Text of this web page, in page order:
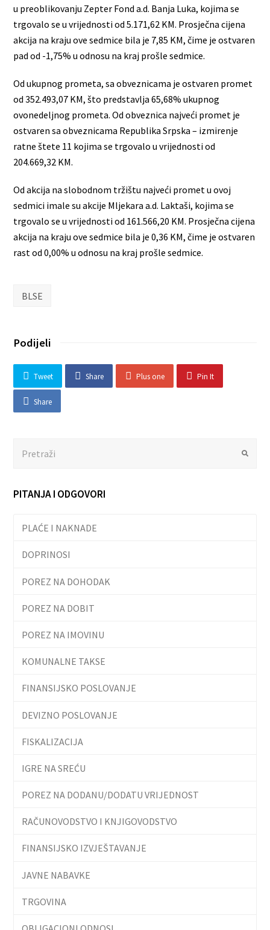
u preoblikovanju Zepter Fond a.d. Banja Luka, kojima se
trgovalo se u vrijednosti od 5.171,62 KM. Prosječna cijena
akcija na kraju ove sedmice bila je 7,85 KM, čime je ostvaren
pad od -1,75% u odnosu na kraj prošle sedmice.
Od ukupnog prometa, sa obveznicama je ostvaren promet
od 352.493,07 KM, što predstavlja 65,68% ukupnog
ovonedeljnog prometa. Od obveznica najveći promet je
ostvaren sa obveznicama Republika Srpska – izmirenje
ratne štete 11 kojima se trgovalo u vrijednosti od
204.669,32 KM.
Od akcija na slobodnom tržištu najveći promet u ovoj
sedmici imale su akcije Mljekara a.d. Laktaši, kojima se
trgovalo se u vrijednosti od 161.566,20 KM. Prosječna cijena
akcija na kraju ove sedmice bila je 0,36 KM, čime je ostvaren
rast od 0,00% u odnosu na kraj prošle sedmice.
BLSE
Podijeli
Tweet Share Plus one Pin It
Share
Submit
PITANJA I ODGOVORI
PLAĆE I NAKNADE
DOPRINOSI
POREZ NA DOHODAK
POREZ NA DOBIT
POREZ NA IMOVINU
KOMUNALNE TAKSE
FINANSIJSKO POSLOVANJE
DEVIZNO POSLOVANJE
FISKALIZACIJA
IGRE NA SREĆU
POREZ NA DODANU/DODATU VRIJEDNOST
RAČUNOVODSTVO I KNJIGOVODSTVO
FINANSIJSKO IZVJEŠTAVANJE
JAVNE NABAVKE
TRGOVINA